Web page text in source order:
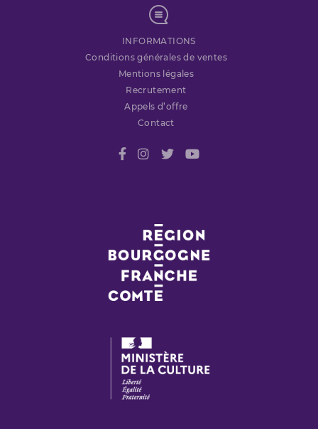
INFORMATIONS
Conditions générales de ventes
Mentions légales
Recrutement
Appels d’offre
Contact